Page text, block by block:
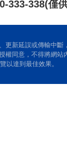
333-338(僅
更新延誤或傳輸中
權同意，不得將網站
以達到最佳效果。